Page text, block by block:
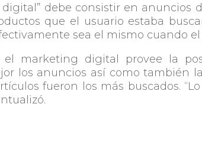
digital” debe consistir en anuncios
que el usuario estaba
sea el mismo cuando
el marketing digital provee la
los anuncios así como también
fueron los más buscados.